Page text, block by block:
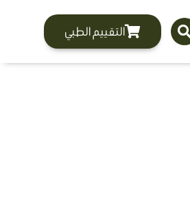
التقييم الطبي